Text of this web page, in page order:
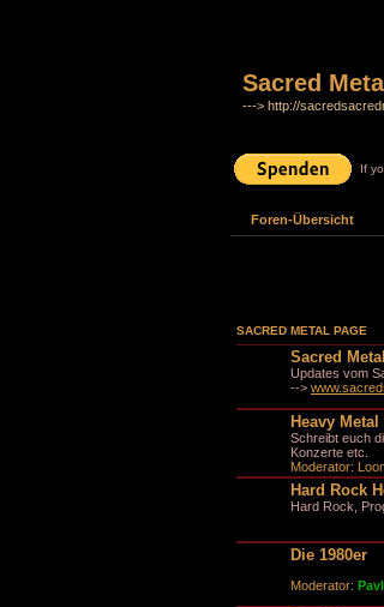
Sacred
---> http://
If
Foren-Übersicht
SACRED METAL PAGE
Sacred
Updates vom
-->
Heavy
Schreibt euch
Konzerte etc.
Moderator:
Hard Rock
Hard Rock,
Die 1980er
Moderator: